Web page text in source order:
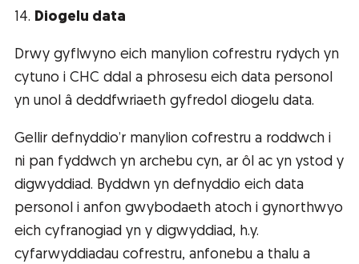
14. Diogelu data
Drwy gyflwyno eich manylion cofrestru rydych yn
cytuno i CHC ddal a phrosesu eich data personol
yn unol â deddfwriaeth gyfredol diogelu data.
Gellir defnyddio’r manylion cofrestru a roddwch i
ni pan fyddwch yn archebu cyn, ar ôl ac yn ystod y
digwyddiad. Byddwn yn defnyddio eich data
personol i anfon gwybodaeth atoch i gynorthwyo
eich cyfranogiad yn y digwyddiad, h.y.
cyfarwyddiadau cofrestru, anfonebu a thalu a